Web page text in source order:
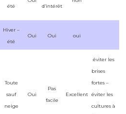
été
d’intérêt
Hiver –
été
Oui Oui oui
Toute
sauf
neige
Oui
Pas
facile
Excellent
éviter les
brises
fortes –
éviter les
cultures à